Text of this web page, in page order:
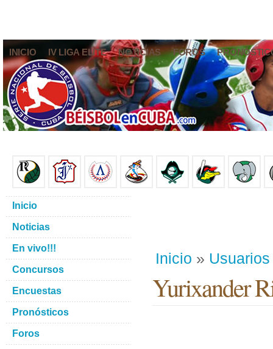
INICIO IV LIGA ELITE NOTICIAS FOROS
Inicio » Usuarios
Yurixander
Inicio
Noticias
En vivo!!!
Concursos
Encuestas
Pronósticos
Foros